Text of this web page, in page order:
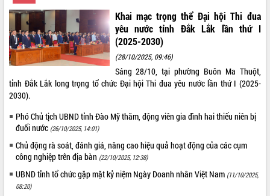
Rà soát, hoàn thiện hệ thống thiết chế
văn hóa, thể thao đáp ứng yêu cầu
phát triển mới
Thường trực HĐND tỉnh Đắk Lắk gặp
mặt Đoàn chuyên gia y tế TP. Hồ Chí
Lễ truy điệu và an táng hài cốt liệt sĩ
tại Nghĩa trang Liệt sĩ xã Sơn Hòa
Bàn giải pháp tháo gỡ khó khăn trong
xuất khẩu sầu riêng và triển khai quy
Thứ trưởng Bộ Nông nghiệp và Môi
trường Nguyễn Hoàng Hiệp khảo sát
vùng trồng và doanh nghiệp đóng gói
sầu riêng tại Đắk Lắk
THỐNG KÊ TRUY CẬP
Tất cả: 66127961
Khai mạc trọng thể Đại hội Thi đua
yêu nước tỉnh Đắk Lắk lần thứ I
(2025-2030)
(28/10/2025, 09:46)
Sáng 28/10, tại phường Buôn Ma Thuột,
tỉnh Đắk Lắk long trọng tổ chức Đại hội Thi đua yêu nước lần thứ I (2025-
2030).
Phó Chủ tịch UBND tỉnh Đào Mỹ thăm, động viên gia đình hai thiếu niên bị
đuối nước (26/10/2025, 14:01)
Chủ động rà soát, đánh giá, nâng cao hiệu quả hoạt động của các cụm
công nghiệp trên địa bàn (22/10/2025, 12:38)
UBND tỉnh tổ chức gặp mặt kỷ niệm Ngày Doanh nhân Việt Nam (11/10/2025,
08:20)